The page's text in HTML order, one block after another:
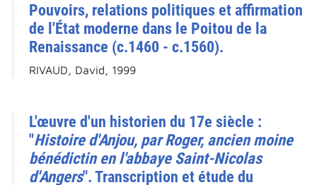
Pouvoirs, relations politiques et affirmation
de l'État moderne dans le Poitou de la
Renaissance (c.1460 - c.1560).
RIVAUD, David, 1999
L'œuvre d'un historien du 17e siècle :
"Histoire d'Anjou, par Roger, ancien moine
bénédictin en l'abbaye Saint-Nicolas
d'Angers". Transcription et étude du